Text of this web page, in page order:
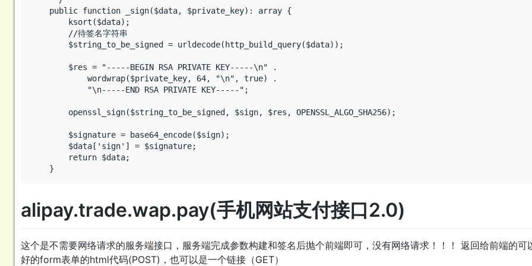
    public function _sign($data, $private_key): array {
        ksort($data);
        //待签名字符串
        $string_to_be_signed = urldecode(http_build_query($data));
        $res = "-----BEGIN RSA PRIVATE KEY-----\n" .
            wordwrap($private_key, 64, "\n", true) .
            "\n-----END RSA PRIVATE KEY-----";
        openssl_sign($string_to_be_signed, $sign, $res, OPENSSL_ALGO_SHA256);
        $signature = base64_encode($sign);
        $data['sign'] = $signature;
        return $data;
alipay.trade.wap.pay(手机网站支付接口2.0)
这个是不需要网络请求的服务端接口，服务端完成参数构建和签名后抛个前端即可，没有网络请求！！！ 返回给前端的可
好的form表单的html代码(POST)，也可以是一个链接（GET）